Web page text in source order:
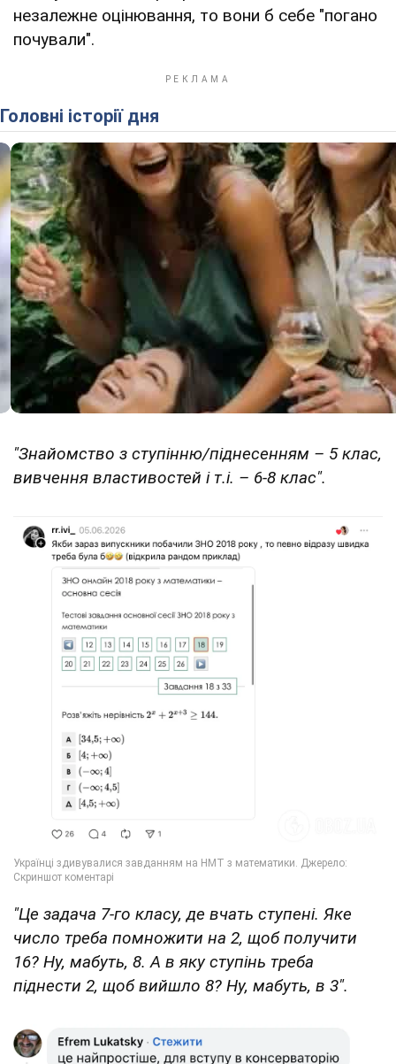
незалежне оцінювання, то вони б себе "погано
почували".
Головні історії дня
"Знайомство з ступінню/піднесенням – 5 клас,
вивчення властивостей і т.і. – 6-8 клас".
"Це задача 7-го класу, де вчать ступені. Яке
число треба помножити на 2, щоб получити
16? Ну, мабуть, 8. А в яку ступінь треба
піднести 2, щоб вийшло 8? Ну, мабуть, в 3".